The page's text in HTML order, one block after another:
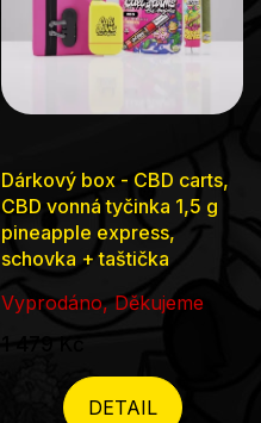
Dárkový box - CBD carts,
CBD vonná tyčinka 1,5 g
pineapple express,
schovka + taštička
Vyprodáno, Děkujeme
DETAIL